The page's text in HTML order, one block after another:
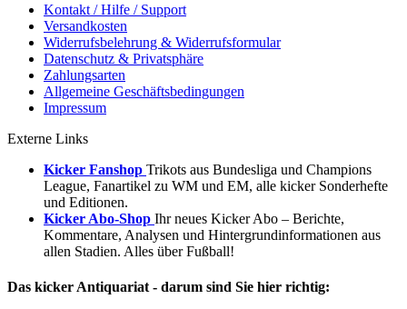
Kontakt / Hilfe / Support
Versandkosten
Widerrufsbelehrung & Widerrufsformular
Datenschutz & Privatsphäre
Zahlungsarten
Allgemeine Geschäftsbedingungen
Impressum
Externe Links
Kicker Fanshop Trikots aus Bundesliga und Champions
League, Fanartikel zu WM und EM, alle kicker Sonderhefte
und Editionen.
Kicker Abo-Shop Ihr neues Kicker Abo – Berichte,
Kommentare, Analysen und Hintergrundinformationen aus
allen Stadien. Alles über Fußball!
Das kicker Antiquariat - darum sind Sie hier richtig: